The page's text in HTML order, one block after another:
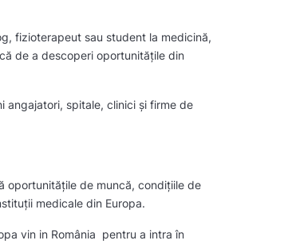
fizioterapeut sau student la medicină,
de a descoperi oportunitățile din
angajatori, spitale, clinici și firme de
oportunitățile de muncă, condițiile de
medicale din Europa.
vin in România pentru a intra în